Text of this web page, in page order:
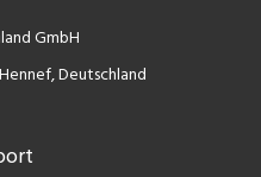
GmbH
Deutschland